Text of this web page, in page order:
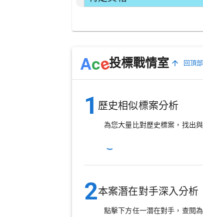
Ace投標戰情室 回頂部
1 歷史相似標案分析
為您大量比對歷史標案，找出
2本案潛在對手深入分析
點擊下方任一潛在對手，查閱